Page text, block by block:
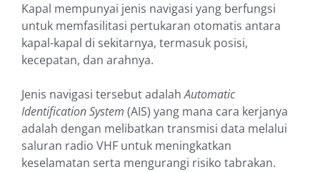
Kapal mempunyai jenis navigasi yang berfungsi
untuk memfasilitasi pertukaran otomatis antara
kapal-kapal di sekitarnya, termasuk posisi,
kecepatan, dan arahnya.
Jenis navigasi tersebut adalahAutomatic
Identification System (AIS) yang mana cara kerjanya
adalah dengan melibatkan transmisi data melalui
saluran radio VHF untuk meningkatkan
keselamatan serta mengurangi risiko tabrakan.